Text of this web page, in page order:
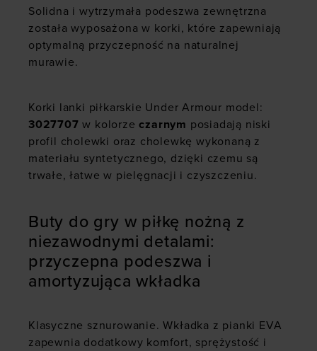
Solidna i wytrzymała podeszwa zewnętrzna
została wyposażona w korki, które zapewniają
optymalną przyczepność na naturalnej
murawie.
Korki lanki piłkarskie Under Armour model:
3027707 w kolorzeczarnym posiadają niski
profil cholewki oraz cholewkę wykonaną z
materiału syntetycznego, dzięki czemu są
trwałe, łatwe w pielęgnacji i czyszczeniu.
Buty do gry w piłkę nożną z
niezawodnymi detalami:
przyczepna podeszwa i
amortyzująca wkładka
Klasyczne sznurowanie. Wkładka z pianki EVA
zapewnia dodatkowy komfort, sprężystość i